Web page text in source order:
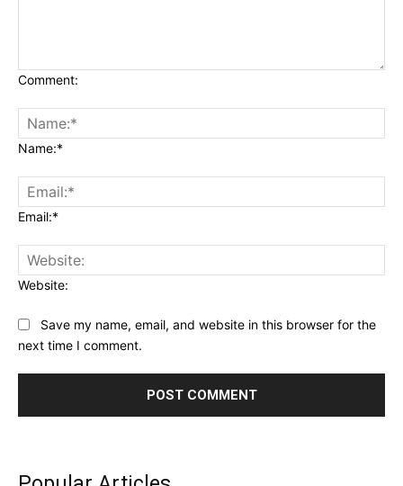
Comment:
Name:*
Email:*
Website:
Save my name, email, and website in this browser for the
next time I comment.